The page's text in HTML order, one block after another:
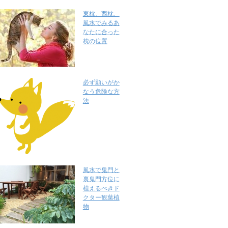
東枕、西枕、
風水でみるあ
なたに合った
枕の位置
必ず願いがか
なう危険な方
法
風水で鬼門と
裏鬼門方位に
植えるべきド
クター観葉植
物